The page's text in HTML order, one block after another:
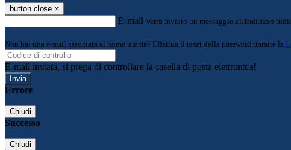
button close ×
E-mail Verrà inviato un messaggio all'indirizzo
Non hai una e-mail associata al nome utente? Effettua il reset della password tramite la
E-mail inviata, si prega di controllare la casella di posta elettronica!
Errore
Chiudi
Successo
Chiudi